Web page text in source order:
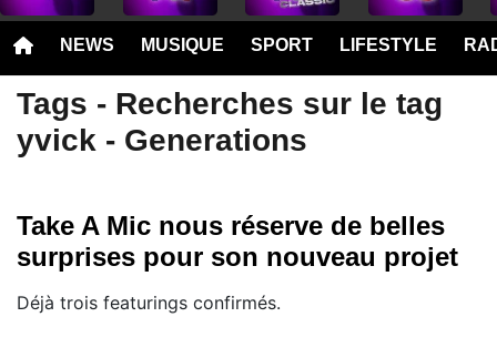
NEWS MUSIQUE SPORT LIFESTYLE
Tags - Recherches sur le tag
yvick - Generations
Take A Mic nous réserve de belles
surprises pour son nouveau projet
Déjà trois featurings confirmés.